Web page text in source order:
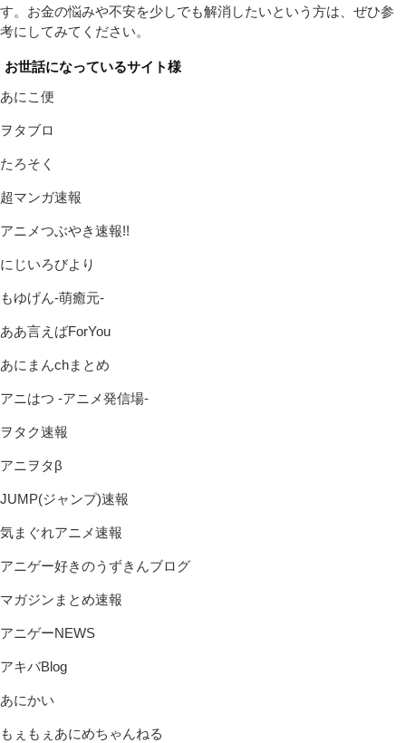
す。お金の悩みや不安を少しでも解消したいという方は、ぜひ参
考にしてみてください。
お世話になっているサイト様
あにこ便
ヲタブロ
たろそく
超マンガ速報
アニメつぶやき速報!!
にじいろびより
もゆげん-萌癒元-
ああ言えばForYou
あにまんchまとめ
アニはつ -アニメ発信場-
ヲタク速報
アニヲタβ
JUMP(ジャンプ)速報
気まぐれアニメ速報
アニゲー好きのうずきんブログ
マガジンまとめ速報
アニゲーNEWS
アキバBlog
あにかい
もぇもぇあにめちゃんねる